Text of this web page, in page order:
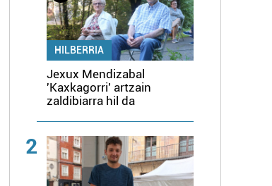
HILBERRIA
Jexux Mendizabal
'Kaxkagorri' artzain
zaldibiarra hil da
2